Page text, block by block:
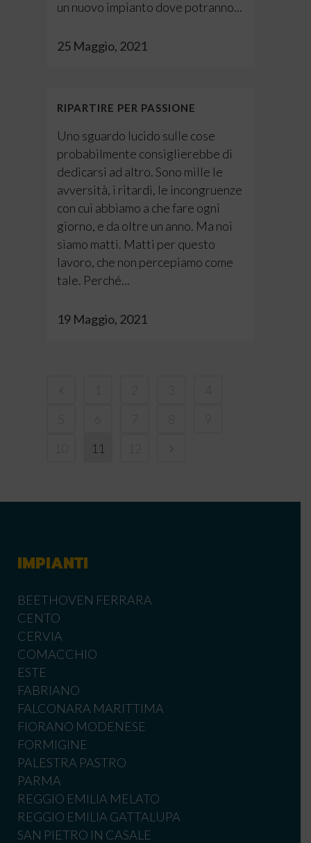
un nuovo impianto dove potranno...
25 Maggio, 2021
RIPARTIRE PER PASSIONE
Uno sguardo lucido sulle cose
probabilmente consiglierebbe di
dedicarsi ad altro. Sono mille le
avversità, i ritardi, le incongruenze
con cui abbiamo a che fare ogni
giorno, e da oltre un anno. Ma noi
siamo matti. Matti per questo
lavoro, che non percepiamo come
tale. Perché...
19 Maggio, 2021
11
IMPIANTI
BEETHOVEN FERRARA
CENTO
CERVIA
COMACCHIO
ESTE
FABRIANO
FALCONARA MARITTIMA
FIORANO MODENESE
FORMIGINE
PALESTRA PASTRO
PARMA
REGGIO EMILIA MELATO
REGGIO EMILIA GATTALUPA
SAN PIETRO IN CASALE